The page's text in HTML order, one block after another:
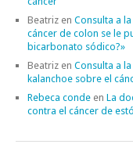
Beatriz en Consulta a
cáncer de colon se le
bicarbonato sódico?»
Beatriz en Consulta a
kalanchoe sobre el
Rebeca conde en La
contra el cáncer de